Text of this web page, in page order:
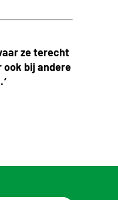
ze terecht
ook bij andere
‘